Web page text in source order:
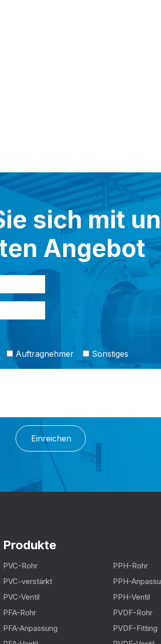
sich mit
Angebot
Auftragnehmer Sonstiges
Einreichen
Produkte
PVC-Rohr
PVC-verstärkt
PVC-Ventil
PFA-Rohr
PFA-Anpassung
PPH-Rohr
PPH-
PPH-Ventil
PVDF-Rohr
PVDF-Fitting